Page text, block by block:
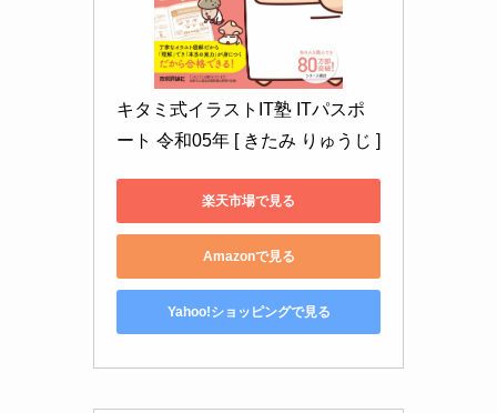
キタミ式イラストIT塾 ITパスポ
ート 令和05年 [ きたみ りゅうじ ]
楽天市場で見る
Amazonで見る
Yahoo!ショッピングで見る